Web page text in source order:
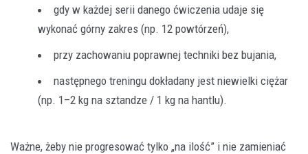
gdy w każdej serii danego ćwiczenia udaje się
wykonać górny zakres (np. 12 powtórzeń),
przy zachowaniu poprawnej techniki bez bujania,
następnego treningu dokładany jest niewielki ciężar
(np. 1–2 kg na sztandze / 1 kg na hantlu).
Ważne, żeby nie progresować tylko „na ilość” i nie zamieniać